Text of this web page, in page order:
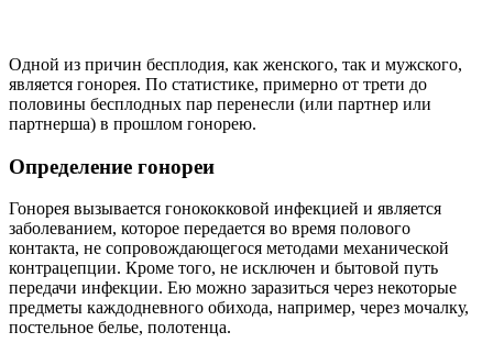
Одной из причин бесплодия, как женского, так и мужского,
является гонорея. По статистике, примерно от трети до
половины бесплодных пар перенесли (или партнер или
партнерша) в прошлом гонорею.
Определение гонореи
Гонорея вызывается гонококковой инфекцией и является
заболеванием, которое передается во время полового
контакта, не сопровождающегося методами механической
контрацепции. Кроме того, не исключен и бытовой путь
передачи инфекции. Ею можно заразиться через некоторые
предметы каждодневного обихода, например, через мочалку,
постельное белье, полотенца.